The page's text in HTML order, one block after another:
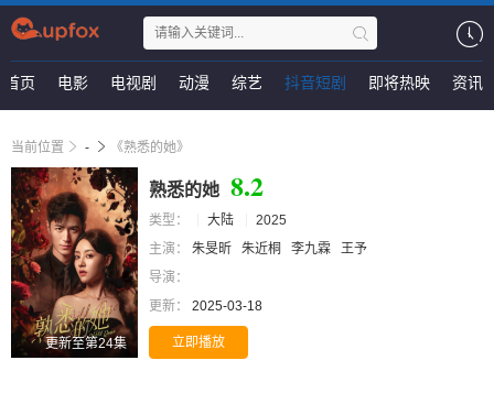
首页 电影 电视剧 动漫 综艺 抖音短剧 即将热映 资讯
当前位置 - 《熟悉的她》
更新至第24集
熟悉的她 8.2
类型： 大陆
2025
主演：
朱旻昕 朱近桐 李九霖
王予
导演：
更新：
2025-03-18
立即播放